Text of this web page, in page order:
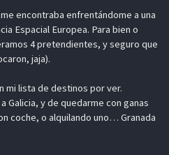
encontraba enfrentándome a una
Espacial Europea. Para bien o
4 pretendientes, y seguro que
jaja).
mi lista de destinos por ver.
Galicia, y de quedarme con ganas
coche, o alquilando uno… Granada